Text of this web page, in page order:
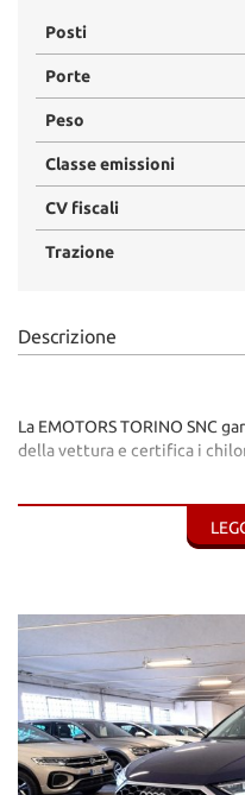
Posti
Porte
Peso
Classe emissioni
CV fiscali
Trazione
Descrizione
La EMOTORS TORINO SNC
della vettura e certifica i
Contatti 3468742003 /
N.B.: Le dotazioni tecniche
scheda sono accurate,
imprecisioni. Sono quindi da
potrebbero non coincidere
accessori dello specifico
verificarne l'effettiva
Torino. L'azienda declina